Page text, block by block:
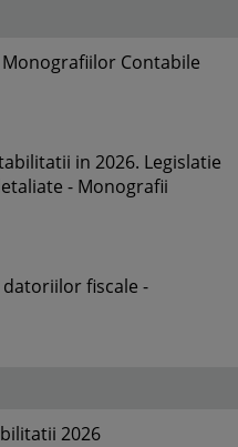
Contabile
in 2026. Legislatie
- Monografii
datoriilor fiscale -
2026